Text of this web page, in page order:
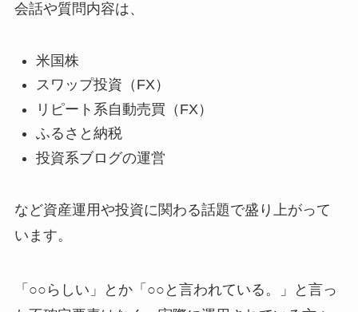
会話や質問内容は、
米国株
スワップ投資（FX）
リピート系自動売買（FX）
ふるさと納税
投資系ブログの運営
など資産運用や投資に関わる話題で盛り上がって
います。
「○○らしい」とか「○○と言われている。」と言っ